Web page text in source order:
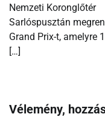
Nemzeti Koronglőtér
Sarlóspusztán
Grand Prix-t, amelyre
[…]
Vélemény,